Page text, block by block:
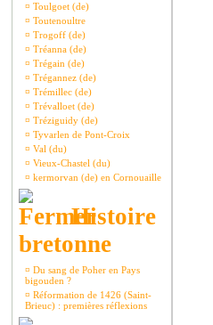
¤ Toulgoet (de)
¤ Toutenoultre
¤ Trogoff (de)
¤ Tréanna (de)
¤ Trégain (de)
¤ Trégannez (de)
¤ Trémillec (de)
¤ Trévalloet (de)
¤ Tréziguidy (de)
¤ Tyvarlen de Pont-Croix
¤ Val (du)
¤ Vieux-Chastel (du)
¤ kermorvan (de) en Cornouaille
Histoire
bretonne
¤ Du sang de Poher en Pays
bigouden ?
¤ Réformation de 1426 (Saint-
Brieuc) : premières réflexions